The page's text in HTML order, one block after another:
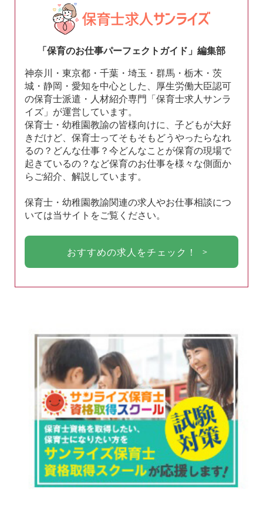
「保育のお仕事パーフェクトガイド」編集部
神奈川・東京都・千葉・埼玉・群馬・栃木・茨
城・静岡・愛知を中心とした、厚生労働大臣認可
の保育士派遣・人材紹介専門「保育士求人サンラ
イズ」が運営しています。
保育士・幼稚園教諭の皆様向けに、子どもが大好
きだけど、保育士ってそもそもどうやったらなれ
るの？どんな仕事？今どんなことが保育の現場で
起きているの？など保育のお仕事を様々な側面か
らご紹介、解説しています。
保育士・幼稚園教諭関連の求人やお仕事相談につ
いては当サイトをご覧ください。
おすすめの求人をチェック！